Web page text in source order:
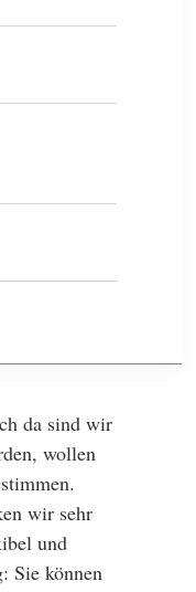
da sind wir
wollen
wir sehr
und
Sie können